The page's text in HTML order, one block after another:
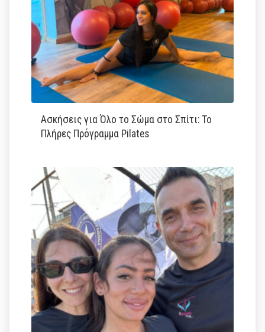
Ασκήσεις για Όλο το Σώμα στο Σπίτι: Το
Πλήρες Πρόγραμμα Pilates